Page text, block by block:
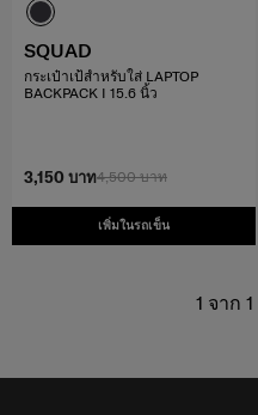
4,500 บาท
3,150 บาท
เพิ่มในรถเข็น
SQUAD
กระเป๋าเป้สำหรับใส่ LAPTOP
BACKPACK I 15.6 นิ้ว
1 จาก 1